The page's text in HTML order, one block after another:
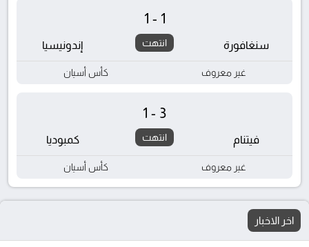
سنغافورة
1-1
انتهت إندونيسيا
غير معروف كأس أسيان
فيتنام
1-3
انتهت كمبوديا
غير معروف كأس أسيان
اخر الاخبار